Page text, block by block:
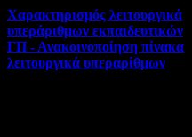
Χαρακτηρισμός λειτουργικά
υπεράριθμων εκπαιδευτικών
ΓΠ - Ανακοινοποίηση πίνακα
λειτουργικά υπεραρίθμων